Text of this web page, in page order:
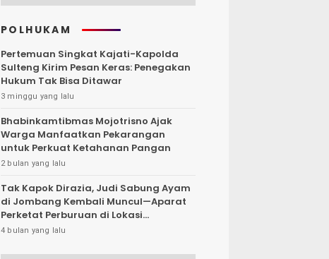
POLHUKAM
Pertemuan Singkat Kajati-Kapolda
Sulteng Kirim Pesan Keras: Penegakan
Hukum Tak Bisa Ditawar
3 minggu yang lalu
Bhabinkamtibmas Mojotrisno Ajak
Warga Manfaatkan Pekarangan
untuk Perkuat Ketahanan Pangan
2 bulan yang lalu
Tak Kapok Dirazia, Judi Sabung Ayam
di Jombang Kembali Muncul—Aparat
Perketat Perburuan di Lokasi
Tersembunyi
4 bulan yang lalu